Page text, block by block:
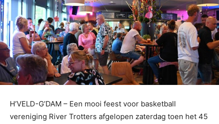
H’VELD-G’DAM – Een mooi feest voor basketball
vereniging River Trotters afgelopen zaterdag toen het 45